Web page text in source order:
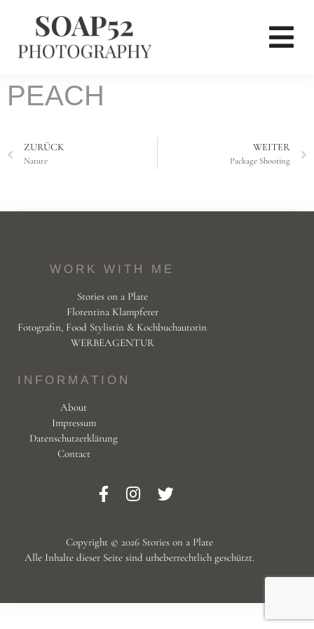
PEACH
ZURÜCK
Nature
WEITER
Package Shooting
WORK WITH ME
Stories on a Plate
Florentina Klampferer
Fotografin, Food Stylistin & Kochbuchautorin
WERBEAGENTUR
INFORMATION
About
Impressum
Datenschutzerklärung
Contact
Copyright © 2026 Stories on a Plate
Alle Inhalte dieser Seite sind urheberrechtlich geschützt.